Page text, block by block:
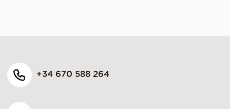
+34 670 588 264